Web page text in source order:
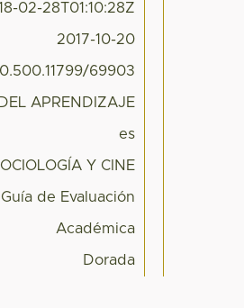
02-28T01:10:28Z
2017-10-20
69903
APRENDIZAJE
es
Y CINE
Guía de Evaluación
Académica
Dorada